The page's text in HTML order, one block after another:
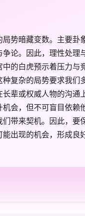
势暗藏变数。主要卦
论。因此，理性处理
的白虎预示着压力
复杂的局势要求我们
辈或权威人物的沟
会，但不可盲目依赖
带来契机。因此，要
出现的机会，形成良